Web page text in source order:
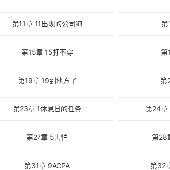
第11章 11出现的公司狗 第
第15章 15打不穿 第
第19章 19到地方了 第
第23章 1休息日的任务 第24章
第27章 5害怕 第28
第31章 9ACPA 第32